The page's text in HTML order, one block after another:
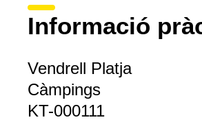
Informació
Vendrell Platja
Càmpings
KT-000111